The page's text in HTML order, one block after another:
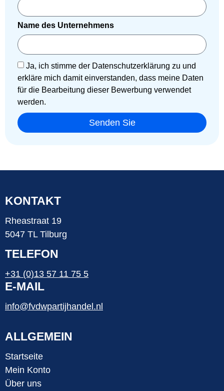
Name des Unternehmens
Ja, ich stimme der Datenschutzerklärung zu und
erkläre mich damit einverstanden, dass meine Daten
für die Bearbeitung dieser Bewerbung verwendet
werden.
Senden Sie
KONTAKT
Rheastraat 19
5047 TL Tilburg
TELEFON
+31 (0)13 57 11 75 5
E-MAIL
info@fvdwpartijhandel.nl
ALLGEMEIN
Startseite
Mein Konto
Über uns